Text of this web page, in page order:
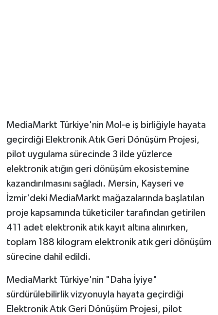
MediaMarkt Türkiye'nin Mol-e iş birliğiyle hayata
geçirdiği Elektronik Atık Geri Dönüşüm Projesi,
pilot uygulama sürecinde 3 ilde yüzlerce
elektronik atığın geri dönüşüm ekosistemine
kazandırılmasını sağladı. Mersin, Kayseri ve
İzmir'deki MediaMarkt mağazalarında başlatılan
proje kapsamında tüketiciler tarafından getirilen
411 adet elektronik atık kayıt altına alınırken,
toplam 188 kilogram elektronik atık geri dönüşüm
sürecine dahil edildi.
MediaMarkt Türkiye'nin "Daha İyiye"
sürdürülebilirlik vizyonuyla hayata geçirdiği
Elektronik Atık Geri Dönüşüm Projesi, pilot